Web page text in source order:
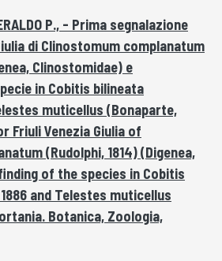
P., - Prima segnalazione
di Clinostomum complanatum
Clinostomidae) e
in Cobitis bilineata
muticellus (Bonaparte,
Friuli Venezia Giulia of
(Rudolphi, 1814) (Digenea,
of the species in Cobitis
and Telestes muticellus
Botanica, Zoologia,